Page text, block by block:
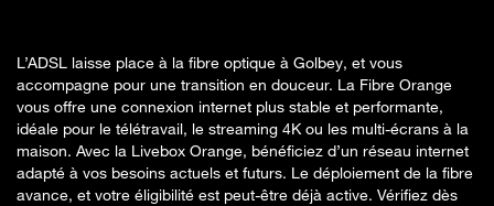
L’ADSL laisse place à la fibre optique à Golbey, et vous
accompagne pour une transition en douceur. La Fibre Orange
vous offre une connexion internet plus stable et performante,
idéale pour le télétravail, le streaming 4K ou les multi-écrans à la
maison. Avec la Livebox Orange, bénéficiez d’un réseau internet
adapté à vos besoins actuels et futurs. Le déploiement de la fibre
avance, et votre éligibilité est peut-être déjà active. Vérifiez dès